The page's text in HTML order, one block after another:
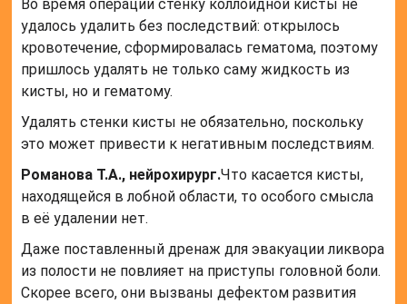
Во время операции стенку коллоидной кисты не
удалось удалить без последствий: открылось
кровотечение, сформировалась гематома, поэтому
пришлось удалять не только саму жидкость из
кисты, но и гематому.
Удалять стенки кисты не обязательно, поскольку
это может привести к негативным последствиям.
Романова Т.А., нейрохирург.Что касается кисты,
находящейся в лобной области, то особого смысла
в её удалении нет.
Даже поставленный дренаж для эвакуации ликвора
из полости не повлияет на приступы головной боли.
Скорее всего, они вызваны дефектом развития